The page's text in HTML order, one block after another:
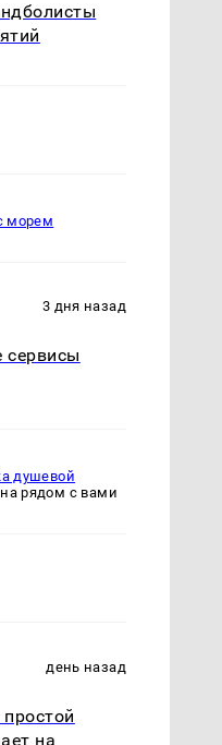
морем
3 дня назад
сервисы
душевой
рядом с вами
день назад
на